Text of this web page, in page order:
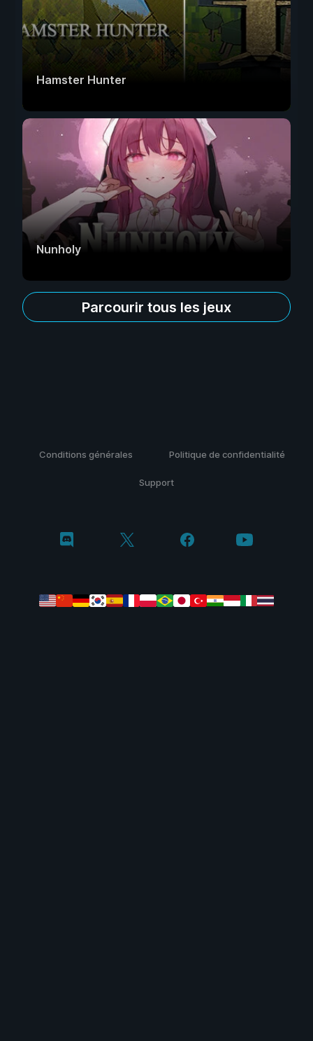
Hamster Hunter
Nunholy
Parcourir tous les jeux
Conditions générales Politique de confidentialité
Support